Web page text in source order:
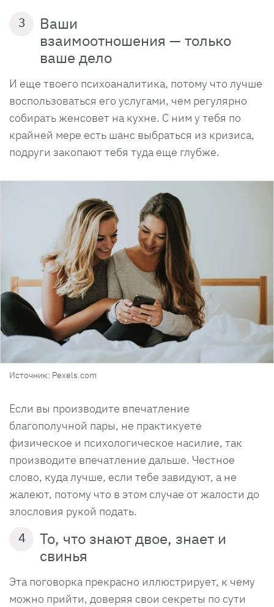
3
Ваши
взаимоотношения — только
ваше дело
И еще твоего психоаналитика, потому что лучше
воспользоваться его услугами, чем регулярно
собирать женсовет на кухне. С ним у тебя по
крайней мере есть шанс выбраться из кризиса,
подруги закопают тебя туда еще глубже.
Источник: Pexels.com
Если вы производите впечатление
благополучной пары, не практикуете
физическое и психологическое насилие, так
производите впечатление дальше. Честное
слово, куда лучше, если тебе завидуют, а не
жалеют, потому что в этом случае от жалости до
злословия рукой подать.
4
То, что знают двое, знает и
свинья
Эта поговорка прекрасно иллюстрирует, к чему
можно прийти, доверяя свои секреты по сути